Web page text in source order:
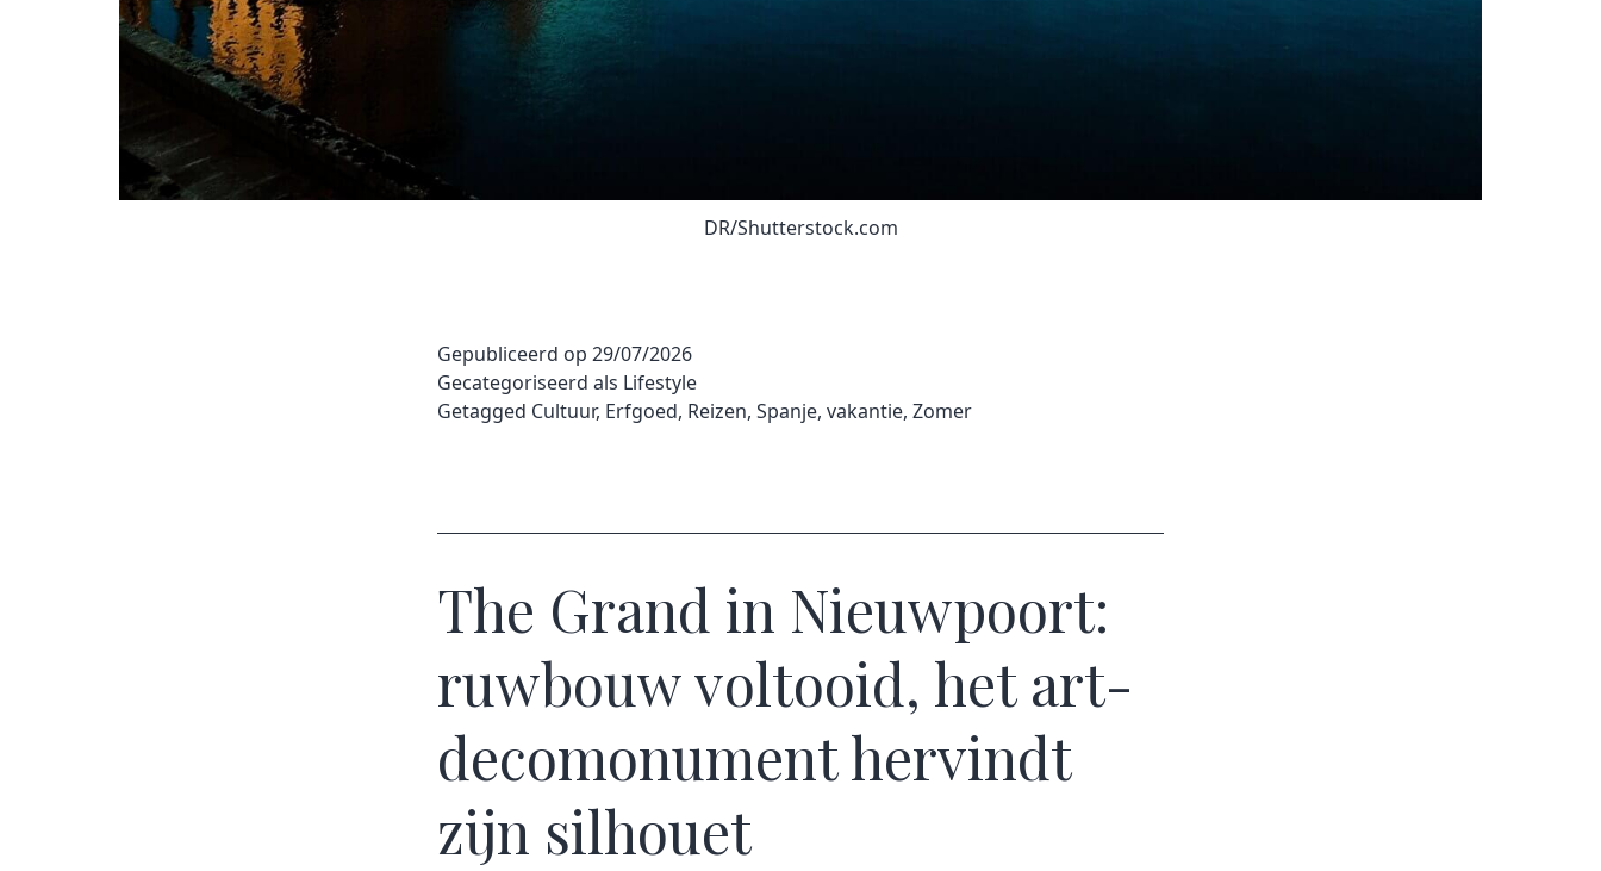
DR/Shutterstock.com
Gepubliceerd op 29/07/2026
Gecategoriseerd als Lifestyle
Getagged Cultuur, Erfgoed, Reizen, Spanje, vakantie, Zomer
The Grand in Nieuwpoort:
ruwbouw voltooid, het art-
decomonument hervindt
zijn silhouet